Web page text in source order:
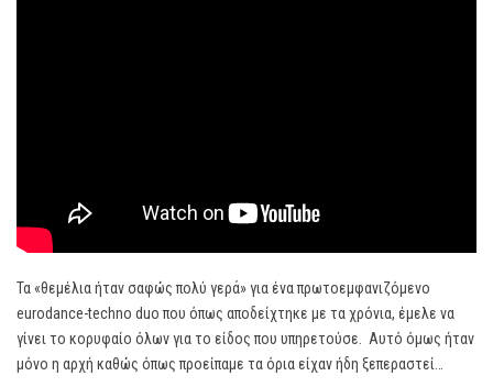
Τα «θεμέλια ήταν σαφώς πολύ γερά» για ένα πρωτοεμφανιζόμενο
eurodance-techno duo που όπως αποδείχτηκε με τα χρόνια, έμελε να
γίνει το κορυφαίο όλων για το είδος που υπηρετούσε. Αυτό όμως ήταν
μόνο η αρχή καθώς όπως προείπαμε τα όρια είχαν ήδη ξεπεραστεί…